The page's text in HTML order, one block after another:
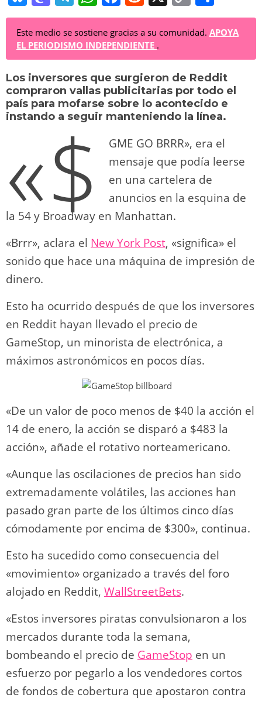
u
e
sk
y
a
st
o
d
o
n
el
e
gr
a
m
h
at
s
A
p
p
a
c
e
b
o
o
k
e
d
di
t
o
p
y
Li
n
k
o
m
p
ar
tir
Este medio se sostiene gracias a su comunidad. APOYA
EL PERIODISMO INDEPENDIENTE .
Los inversores que surgieron de Reddit
compraron vallas publicitarias por todo el
país para mofarse sobre lo acontecido e
instando a seguir manteniendo la línea.
«$
GME GO BRRR», era el
mensaje que podía leerse
en una cartelera de
anuncios en la esquina de
la 54 y Broadway en Manhattan.
«Brrr», aclara el New York Post, «significa» el
sonido que hace una máquina de impresión de
dinero.
Esto ha ocurrido después de que los inversores
en Reddit hayan llevado el precio de
GameStop, un minorista de electrónica, a
máximos astronómicos en pocos días.
«De un valor de poco menos de $40 la acción el
14 de enero, la acción se disparó a $483 la
acción», añade el rotativo norteamericano.
«Aunque las oscilaciones de precios han sido
extremadamente volátiles, las acciones han
pasado gran parte de los últimos cinco días
cómodamente por encima de $300», continua.
Esto ha sucedido como consecuencia del
«movimiento» organizado a través del foro
alojado en Reddit, WallStreetBets.
«Estos inversores piratas convulsionaron a los
mercados durante toda la semana,
bombeando el precio de GameStop en un
esfuerzo por pegarlo a los vendedores cortos
de fondos de cobertura que apostaron contra